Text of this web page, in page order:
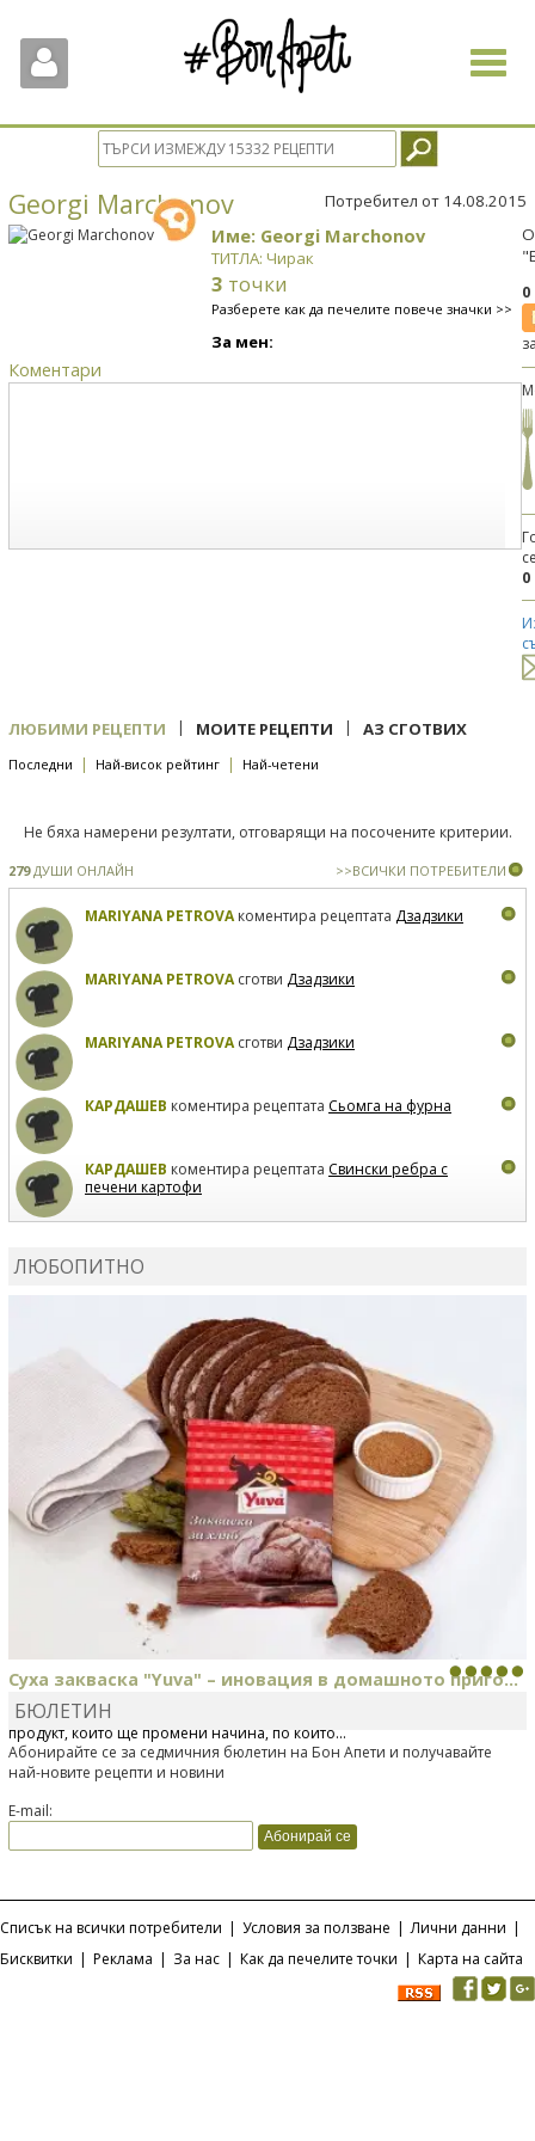
Toggle
Georgi Marchonov Потребител от 14.08.2015
Име: Georgi Marchonov
ТИТЛА: Чирак
3 точки
Разберете как да печелите повече значки >>
За мен:
Коментари
0
ЛЮБИМИ РЕЦЕПТИ | МОИТЕ РЕЦЕПТИ | АЗ СГОТВИХ
Последни | Най-висок рейтинг | Най-четени
Не бяха намерени резултати, отговарящи на посочените критерии.
279ДУШИ ОНЛАЙН >>ВСИЧКИ ПОТРЕБИТЕЛИ
MARIYANA PETROVAкоментира рецептата Дзадзики
MARIYANA PETROVAсготви Дзадзики
MARIYANA PETROVAсготви Дзадзики
КАРДАШЕВ коментира рецептата Сьомга на фурна
КАРДАШЕВ коментира рецептата Свински ребра с
печени картофи
ЛЮБОПИТНО
Суха закваска "Yuva" – иновация в домашното приго...
Отскоро Лесафр България стартира предлагането на изцяло нов
продукт, който ще промени начина, по който...
БЮЛЕТИН
Абонирайте се за седмичния бюлетин на Бон Апети и получавайте
най-новите рецепти и новини
E-mail:
Списък на всички потребители | Условия за ползване | Лични данни |
Бисквитки | Реклама | За нас | Как да печелите точки | Карта на сайта